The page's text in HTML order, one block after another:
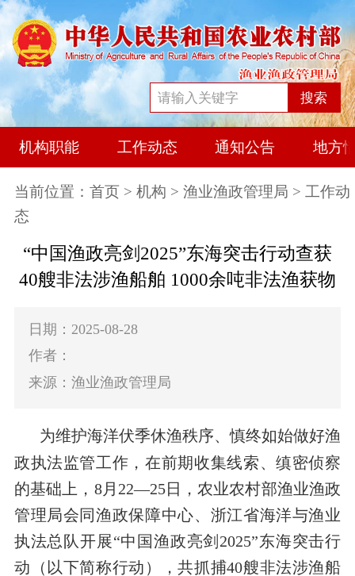
搜索
机构职能 工作动态 通知公告 地方
当前位置： 首页 > 机构 > 渔业渔政管理局 > 工作动
态
“中国渔政亮剑2025”东海突击行动查获
40艘非法涉渔船舶 1000余吨非法渔获物
日期：2025-08-28
作者：
来源：渔业渔政管理局
为维护海洋伏季休渔秩序、慎终如始做好渔
政执法监管工作，在前期收集线索、缜密侦察
的基础上，8月22—25日，农业农村部渔业渔政
管理局会同渔政保障中心、浙江省海洋与渔业
执法总队开展“中国渔政亮剑2025”东海突击行
动（以下简称行动），共抓捕40艘非法涉渔船